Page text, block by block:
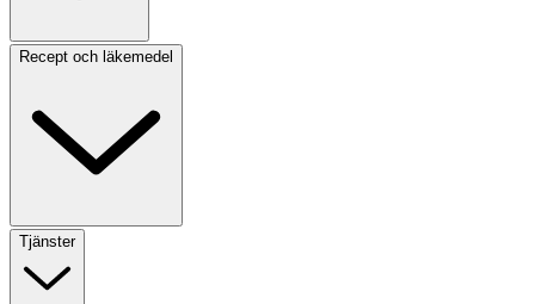
Recept och läkemedel
Tjänster